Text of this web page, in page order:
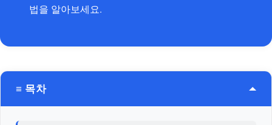
법을 알아보세요.
≡ 목차